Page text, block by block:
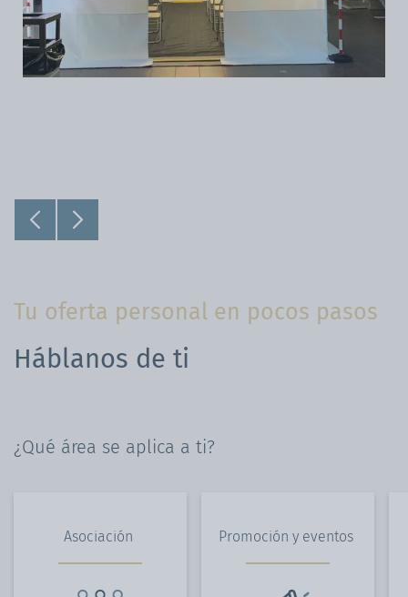
Tu oferta personal en pocos pasos
Háblanos de ti
¿Qué área se aplica a ti?
Asociación Promoción y eventos